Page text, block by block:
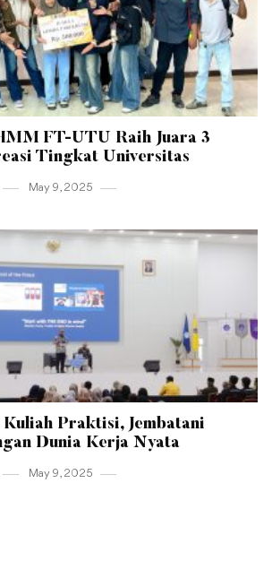
FT-UTU Raih Juara 3
Tingkat Universitas
May 9 , 2025
Praktisi, Jembatani
Dunia Kerja Nyata
May 9 , 2025